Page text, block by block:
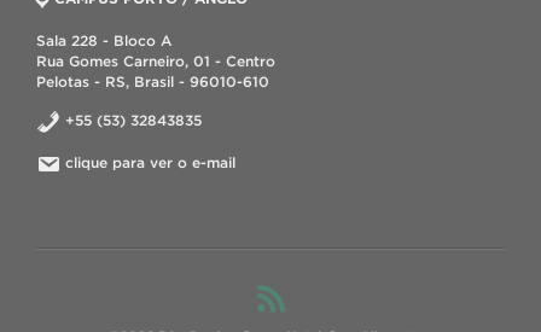
Sala 228 - Bloco A
Rua Gomes Carneiro, 01 - Centro
Pelotas - RS, Brasil - 96010-610
+55 (53) 32843835
clique para ver o e-mail